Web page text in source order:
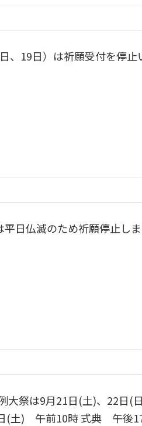
19日）は祈願受付を停止
日仏滅のため祈願停止
祭は9月21日(土)、22日(
(土) 午前10時 式典 午後